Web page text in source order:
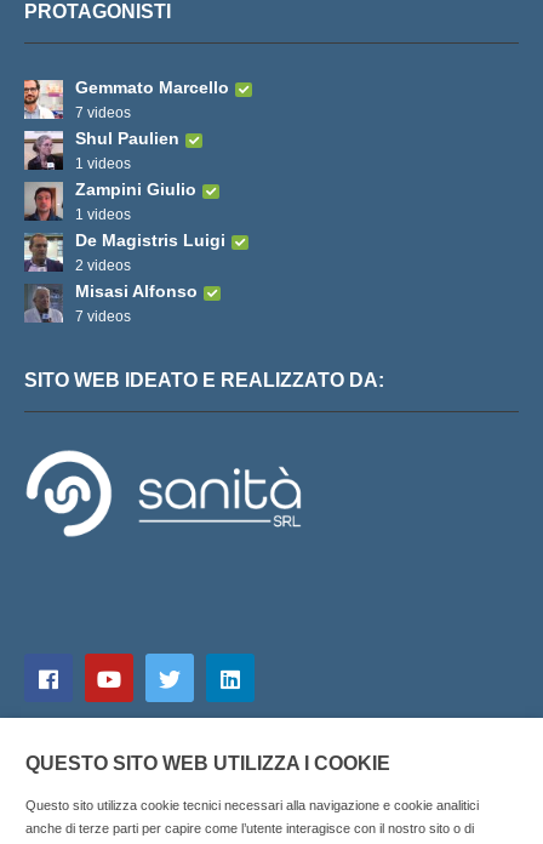
PROTAGONISTI
Gemmato Marcello
7 videos
Shul Paulien
1 videos
Zampini Giulio
1 videos
De Magistris Luigi
2 videos
Misasi Alfonso
7 videos
SITO WEB IDEATO E REALIZZATO DA:
QUESTO SITO WEB UTILIZZA I COOKIE
Questo sito utilizza cookie tecnici necessari alla navigazione e cookie analitici
anche di terze parti per capire come l’utente interagisce con il nostro sito o di